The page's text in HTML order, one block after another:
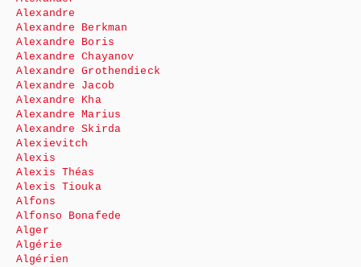
Alexandre
Alexandre Berkman
Alexandre Boris
Alexandre Chayanov
Alexandre Grothendieck
Alexandre Jacob
Alexandre Kha
Alexandre Marius
Alexandre Skirda
Alexievitch
Alexis
Alexis Théas
Alexis Tiouka
Alfons
Alfonso Bonafede
Alger
Algérie
Algérien